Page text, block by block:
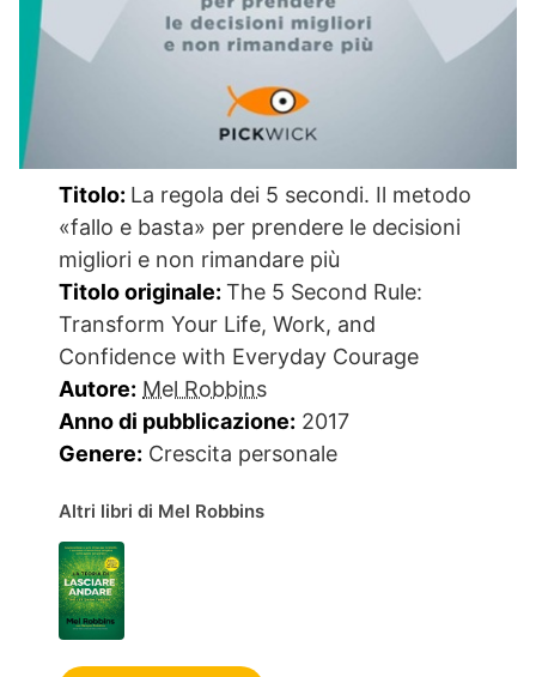
Titolo: La regola dei 5 secondi. Il metodo
«fallo e basta» per prendere le decisioni
migliori e non rimandare più
Titolo originale:The 5 Second Rule:
Transform Your Life, Work, and
Confidence with Everyday Courage
Autore: Mel Robbins
Anno di pubblicazione: 2017
Genere: Crescita personale
Altri libri di Mel Robbins